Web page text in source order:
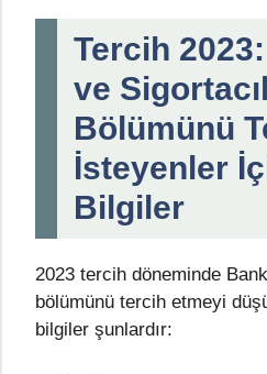
Tercih
ve
Bölümünü
İsteyenler
Bilgiler
2023 tercih döneminde
bölümünü tercih etmeyi
bilgiler şunlardır: